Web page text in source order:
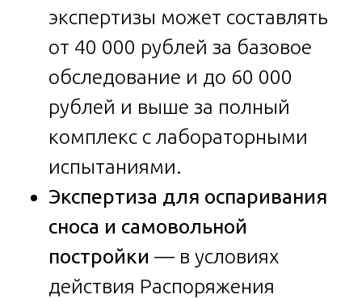
экспертизы может составлять
от 40 000 рублей за базовое
обследование и до 60 000
рублей и выше за полный
комплекс с лабораторными
испытаниями.
Экспертиза для оспаривания
сноса и самовольной
постройки — в условиях
действия Распоряжения